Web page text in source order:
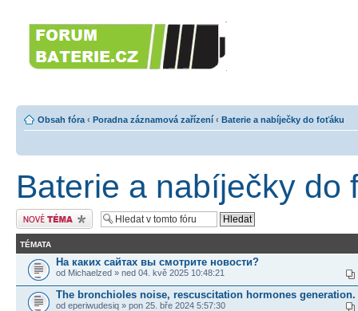
Obsah fóra ‹ Poradna záznamová zařízení ‹ Baterie a nabíječky do foťáku
Baterie a nabíječky do
Odeslat nové téma
TÉMATA
На каких сайтах вы смотрите новости?
od Michaelzed » ned 04. kvě 2025 10:48:21
The bronchioles noise, rescuscitation hormones generation.
od eperiwudesiq » pon 25. bře 2024 5:57:30